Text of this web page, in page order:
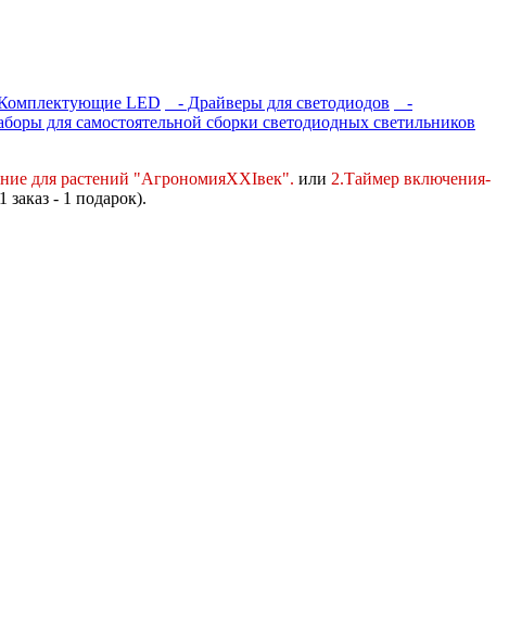
LED - Драйверы для светодиодов
-
для самостоятельной сборки светодиодных светильников
для растений "АгрономияXXIвек". или 2.Таймер включения-
заказ - 1 подарок).